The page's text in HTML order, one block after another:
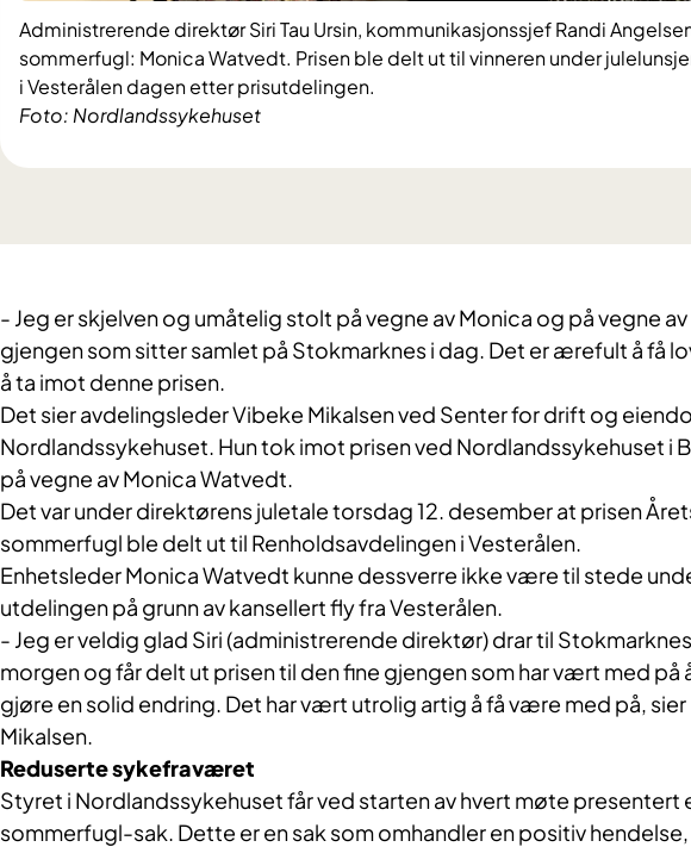
Foto: Nordlandssykehuset
Administrerende direktør Siri Tau Ursin, kommunikasjonssjef Randi
sommerfugl: Monica Watvedt. Prisen ble delt ut til vinneren under
i Vesterålen dagen etter prisutdelingen.
- Jeg er skjelven og umåtelig stolt på vegne av Monica og på vegne av
gjengen som sitter samlet på Stokmarknes i dag. Det er ærefult å få
å ta imot denne prisen.
Det sier avdelingsleder Vibeke Mikalsen ved Senter for drift og
Nordlandssykehuset. Hun tok imot prisen ved Nordlandssykehuset i
på vegne av Monica Watvedt.
Det var under direktørens juletale torsdag 12. desember at prisen
sommerfugl ble delt ut til Renholdsavdelingen i Vesterålen.
Enhetsleder Monica Watvedt kunne dessverre ikke være til stede
utdelingen på grunn av kansellert fly fra Vesterålen.
- Jeg er veldig glad Siri (administrerende direktør) drar til
morgen og får delt ut prisen til den fine gjengen som har vært med på
gjøre en solid endring. Det har vært utrolig artig å få være med på, sier
Mikalsen.
Reduserte sykefraværet
Styret i Nordlandssykehuset får ved starten av hvert møte presentert
sommerfugl-sak. Dette er en sak som omhandler en positiv hendelse,